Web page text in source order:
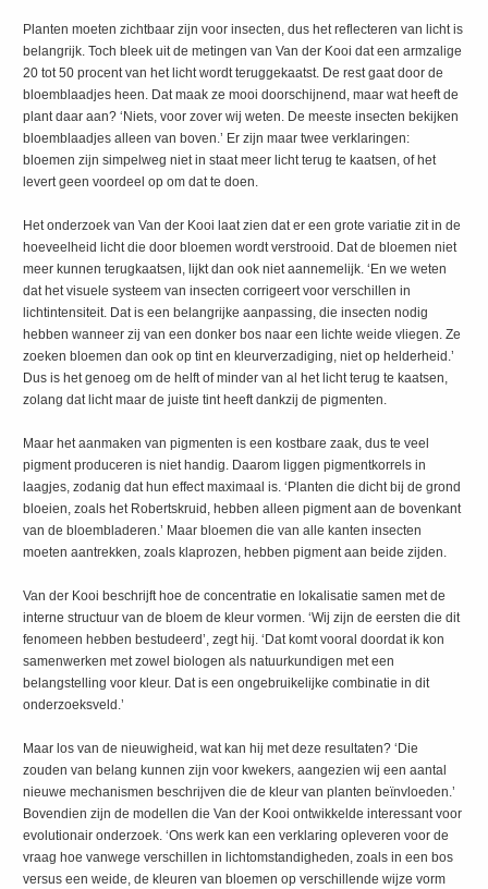
Planten moeten zichtbaar zijn voor insecten, dus het reflecteren van licht is
belangrijk. Toch bleek uit de metingen van Van der Kooi dat een armzalige
20 tot 50 procent van het licht wordt teruggekaatst. De rest gaat door de
bloemblaadjes heen. Dat maak ze mooi doorschijnend, maar wat heeft de
plant daar aan? ‘Niets, voor zover wij weten. De meeste insecten bekijken
bloemblaadjes alleen van boven.’ Er zijn maar twee verklaringen:
bloemen zijn simpelweg niet in staat meer licht terug te kaatsen, of het
levert geen voordeel op om dat te doen.
Het onderzoek van Van der Kooi laat zien dat er een grote variatie zit in de
hoeveelheid licht die door bloemen wordt verstrooid. Dat de bloemen niet
meer kunnen terugkaatsen, lijkt dan ook niet aannemelijk. ‘En we weten
dat het visuele systeem van insecten corrigeert voor verschillen in
lichtintensiteit. Dat is een belangrijke aanpassing, die insecten nodig
hebben wanneer zij van een donker bos naar een lichte weide vliegen. Ze
zoeken bloemen dan ook op tint en kleurverzadiging, niet op helderheid.’
Dus is het genoeg om de helft of minder van al het licht terug te kaatsen,
zolang dat licht maar de juiste tint heeft dankzij de pigmenten.
Maar het aanmaken van pigmenten is een kostbare zaak, dus te veel
pigment produceren is niet handig. Daarom liggen pigmentkorrels in
laagjes, zodanig dat hun effect maximaal is. ‘Planten die dicht bij de grond
bloeien, zoals het Robertskruid, hebben alleen pigment aan de bovenkant
van de bloembladeren.’ Maar bloemen die van alle kanten insecten
moeten aantrekken, zoals klaprozen, hebben pigment aan beide zijden.
Van der Kooi beschrijft hoe de concentratie en lokalisatie samen met de
interne structuur van de bloem de kleur vormen. ‘Wij zijn de eersten die dit
fenomeen hebben bestudeerd’, zegt hij. ‘Dat komt vooral doordat ik kon
samenwerken met zowel biologen als natuurkundigen met een
belangstelling voor kleur. Dat is een ongebruikelijke combinatie in dit
onderzoeksveld.’
Maar los van de nieuwigheid, wat kan hij met deze resultaten? ‘Die
zouden van belang kunnen zijn voor kwekers, aangezien wij een aantal
nieuwe mechanismen beschrijven die de kleur van planten beïnvloeden.’
Bovendien zijn de modellen die Van der Kooi ontwikkelde interessant voor
evolutionair onderzoek. ‘Ons werk kan een verklaring opleveren voor de
vraag hoe vanwege verschillen in lichtomstandigheden, zoals in een bos
versus een weide, de kleuren van bloemen op verschillende wijze vorm